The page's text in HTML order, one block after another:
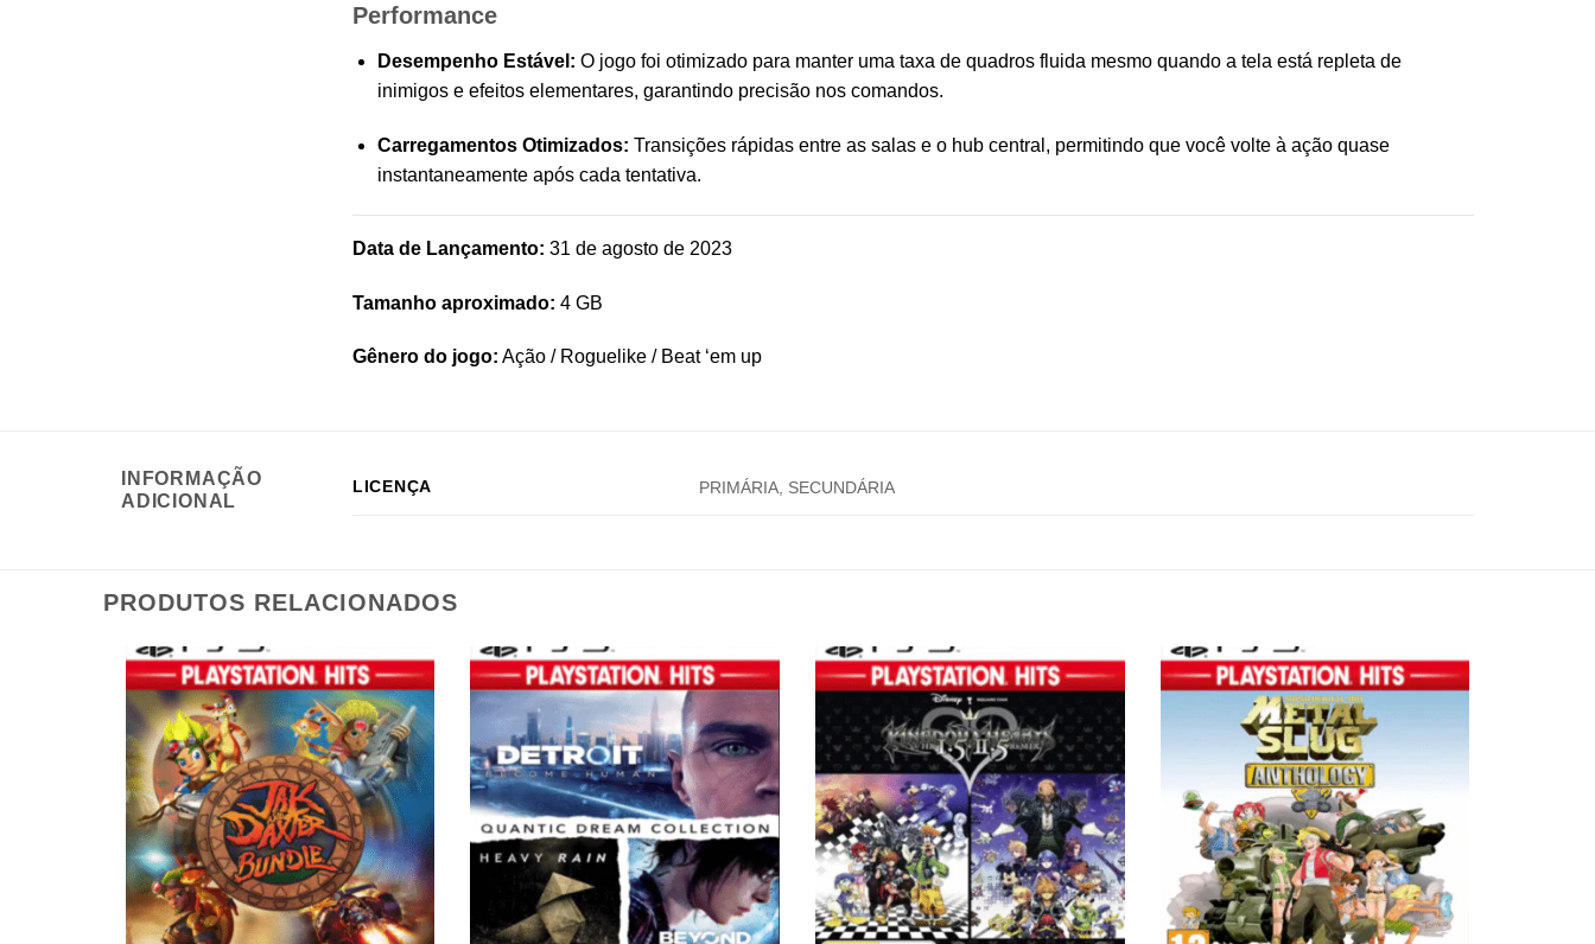
Performance
Desempenho Estável: O jogo foi otimizado para manter uma taxa de quadros fluida mesmo quando a tela está repleta de
inimigos e efeitos elementares, garantindo precisão nos comandos.
Carregamentos Otimizados: Transições rápidas entre as salas e o hub central, permitindo que você volte à ação quase
instantaneamente após cada tentativa.
Data de Lançamento: 31 de agosto de 2023
Tamanho aproximado: 4 GB
Gênero do jogo: Ação / Roguelike / Beat ‘em up
INFORMAÇÃO
ADICIONAL
LICENÇA PRIMÁRIA, SECUNDÁRIA
PRODUTOS RELACIONADOS